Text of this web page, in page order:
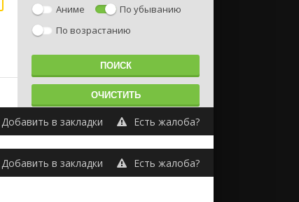
Аниме
По убыванию
По возрастанию
Добавить в закладки Есть жалоба?
Добавить в закладки Есть жалоба?